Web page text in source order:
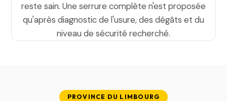
reste sain. Une serrure complète n'est proposée
qu'après diagnostic de l'usure, des dégâts et du
niveau de sécurité recherché.
PROVINCE DU LIMBOURG